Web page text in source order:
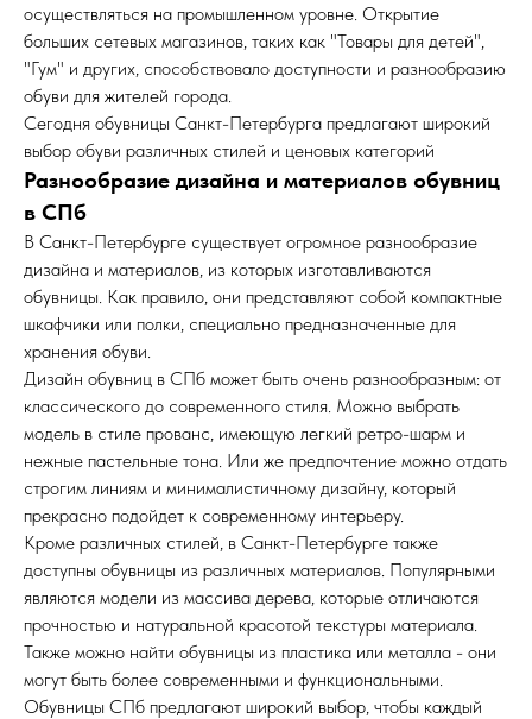
осуществляться на промышленном уровне. Открытие
больших сетевых магазинов, таких как "Товары для детей",
"Гум" и других, способствовало доступности и разнообразию
обуви для жителей города.
Сегодня обувницы Санкт-Петербурга предлагают широкий
выбор обуви различных стилей и ценовых категорий
Разнообразие дизайна и материалов обувниц
в СПб
В Санкт-Петербурге существует огромное разнообразие
дизайна и материалов, из которых изготавливаются
обувницы. Как правило, они представляют собой компактные
шкафчики или полки, специально предназначенные для
хранения обуви.
Дизайн обувниц в СПб может быть очень разнообразным: от
классического до современного стиля. Можно выбрать
модель в стиле прованс, имеющую легкий ретро-шарм и
нежные пастельные тона. Или же предпочтение можно отдать
строгим линиям и минималистичному дизайну, который
прекрасно подойдет к современному интерьеру.
Кроме различных стилей, в Санкт-Петербурге также
доступны обувницы из различных материалов. Популярными
являются модели из массива дерева, которые отличаются
прочностью и натуральной красотой текстуры материала.
Также можно найти обувницы из пластика или металла - они
могут быть более современными и функциональными.
Обувницы СПб предлагают широкий выбор, чтобы каждый